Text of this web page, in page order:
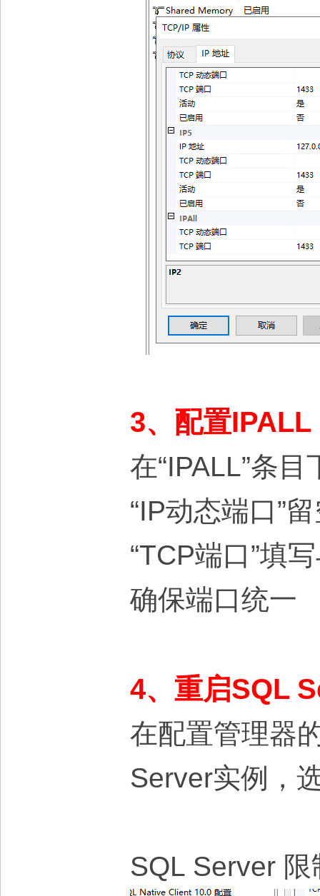
3、配置
在“IPALL”条目
“IP动态端口”
“TCP端口”填
确保端口统一
4、重启SQL
在配置管理器
Server实例，
SQL Server